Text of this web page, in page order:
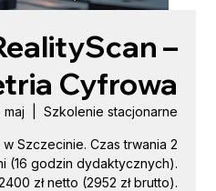
–
Cyfrowa
maj Szkolenie stacjonarne
Szczecinie. Czas trwania 2
(16 godzin dydaktycznych).
zł netto (2952 zł brutto).